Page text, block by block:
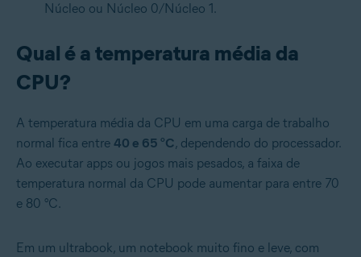
Núcleo ou Núcleo 0/Núcleo 1.
Qual é a temperatura média da
CPU?
A temperatura média da CPU em uma carga de trabalho
normal fica entre 40 e 65 °C, dependendo do processador.
Ao executar apps ou jogos mais pesados, a faixa de
temperatura normal da CPU pode aumentar para entre 70
e 80 °C.
Em um ultrabook, um notebook muito fino e leve, com